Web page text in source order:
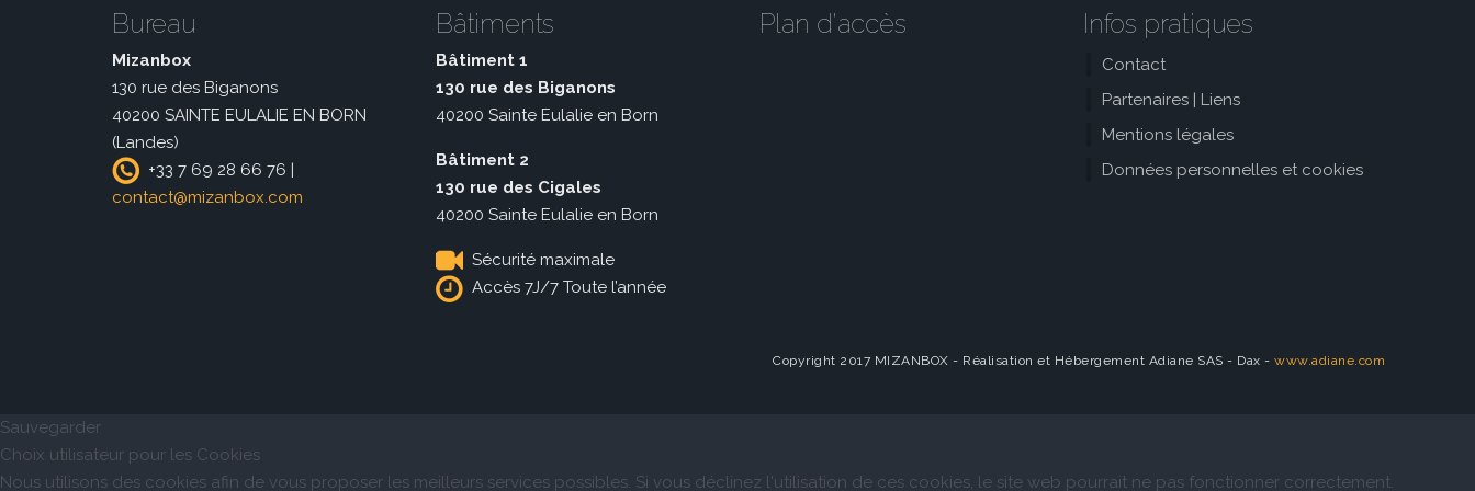
Bureau
Mizanbox
130 rue des Biganons
40200 SAINTE EULALIE EN BORN
(Landes)
+33 7 69 28 66 76 |
contact@mizanbox.com
Bâtiments
Bâtiment 1
130 rue des Biganons
40200 Sainte Eulalie en Born
Bâtiment 2
130 rue des Cigales
40200 Sainte Eulalie en Born
Sécurité maximale
Accès 7J/7 Toute l’année
Plan d'accès Infos pratiques
Contact
Partenaires | Liens
Mentions légales
Données personnelles et cookies
Copyright 2017 MIZANBOX - Réalisation et Hébergement Adiane SAS - Dax - www.adiane.com
Sauvegarder
Choix utilisateur pour les Cookies
Nous utilisons des cookies afin de vous proposer les meilleurs services possibles. Si vous déclinez l'utilisation de ces cookies, le site web pourrait ne pas fonctionner correctement.